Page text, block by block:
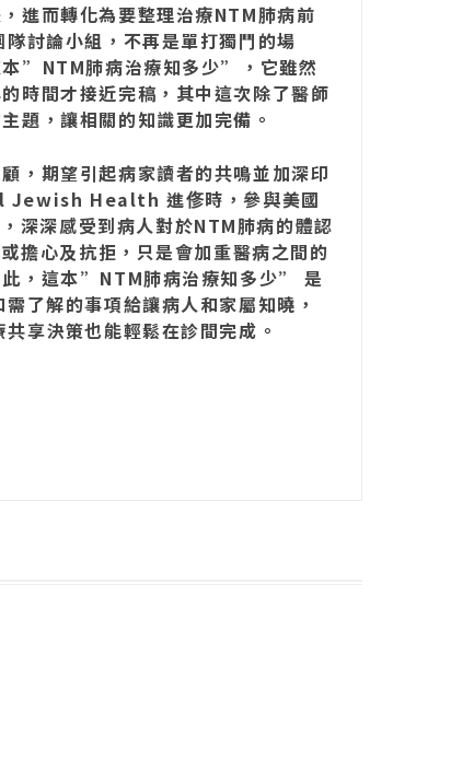
進而轉化為要整理治療NTM肺病前
討論小組，不再是單打獨鬥的場
本”NTM肺病治療知多少”，它雖然
時間才接近完稿，其中這次除了醫師
題，讓相關的知識更加完備。
，期望引起病家讀者的共鳴並加深印
Jewish Health 進俢時，參與美國
深感受到病人對於NTM肺病的體認
擔心及抗拒，只是會加重醫病之間的
此，這本”NTM肺病治療知多少” 是
了解的事項給讓病人和家屬知曉，
享決策也能輕鬆在診間完成。